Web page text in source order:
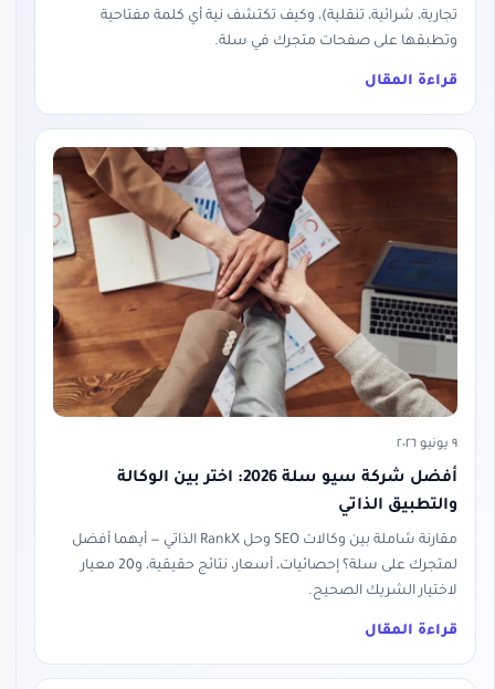
تجارية، شرائية، تنقلية)، وكيف تكتشف نية أي كلمة مفتاحية
وتطبقها على صفحات متجرك في سلة.
قراءة المقال
٩ يونيو ٢٠٢٦
أفضل شركة سيو سلة 2026: اختر بين الوكالة
والتطبيق الذاتي
مقارنة شاملة بين وكالات SEO وحل RankX الذاتي — أيهما أفضل
لمتجرك على سلة؟ إحصائيات، أسعار، نتائج حقيقية، و20 معيار
لاختيار الشريك الصحيح.
قراءة المقال